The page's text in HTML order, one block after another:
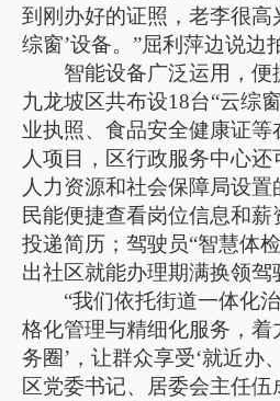
到刚办好的证照，老李很高
综窗’设备。”屈利萍边说边
智能设备广泛运用，
九龙坡区共布设18台“云综
业执照、食品安全健康证
人项目，区行政服务中心
人力资源和社会保障局设
民能便捷查看岗位信息和
投递简历；驾驶员“智慧体
出社区就能办理期满换领驾
“我们依托街道一体化
格化管理与精细化服务，着
务圈’，让群众享受‘就近办
区党委书记、居委会主任伍